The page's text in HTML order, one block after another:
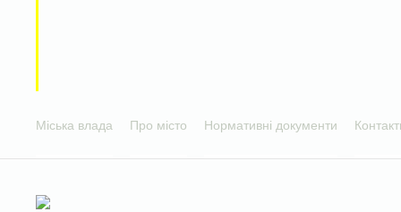
Міська влада Про місто Нормативні документи